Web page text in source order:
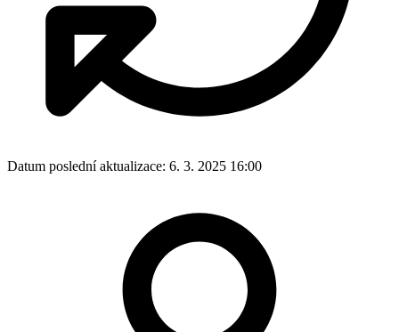
Datum poslední aktualizace: 6. 3. 2025 16:00